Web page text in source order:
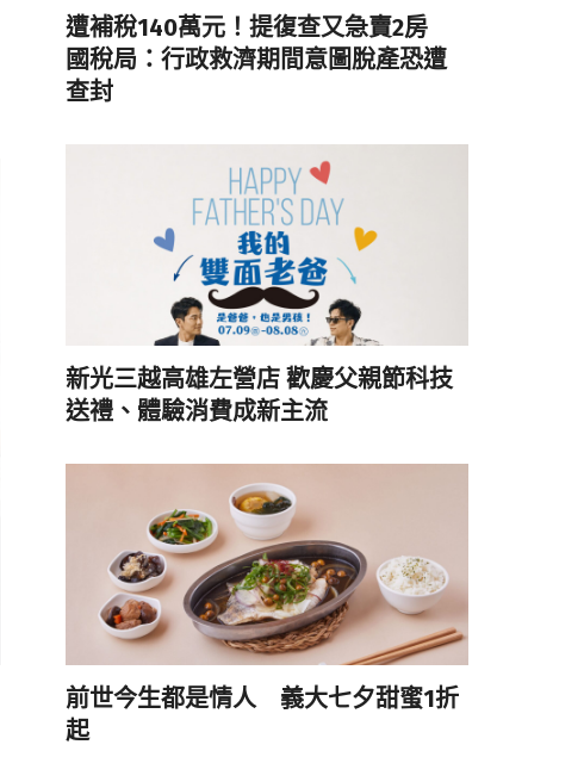
遭補稅140萬元！提復查又急賣2房
國稅局：行政救濟期間意圖脫產恐遭
查封
新光三越高雄左營店 歡慶父親節科技
送禮、體驗消費成新主流
前世今生都是情人 義大七夕甜蜜1折
起